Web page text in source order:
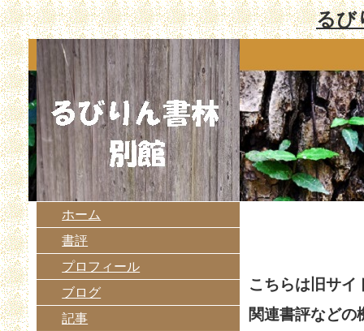
るび
こちらは旧サイ
関連書評などの
ホーム
書評
プロフィール
ブログ
記事